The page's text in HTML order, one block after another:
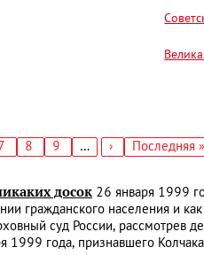
Страница
7 Страница
8 Страница
9 …
Следующая
›
Последняя
Последняя »
досок 26 января 1999
гражданского населения и
суд России, рассмотрев
1999 года, признавшего